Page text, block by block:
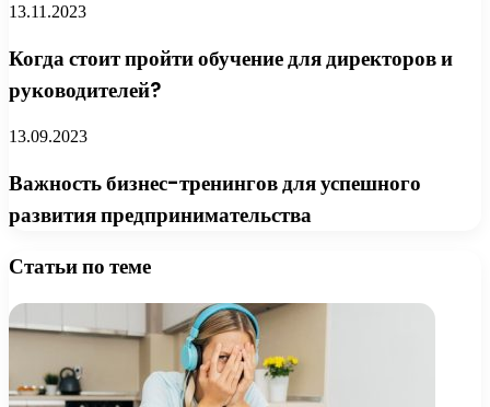
13.11.2023
Когда стоит пройти обучение для директоров и
руководителей?
13.09.2023
Важность бизнес-тренингов для успешного
развития предпринимательства
Статьи по теме